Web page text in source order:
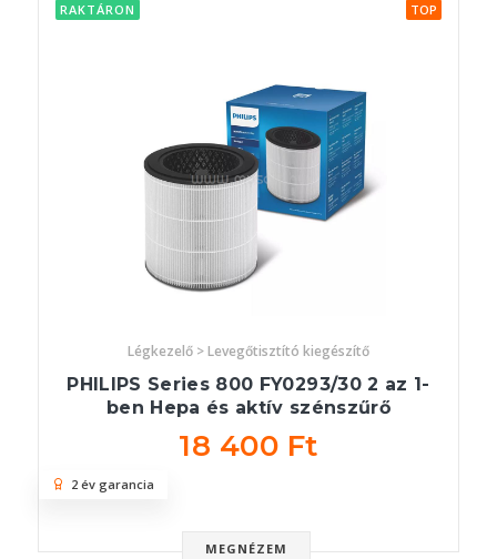
RAKTÁRON TOP
Légkezelő > Levegőtisztító kiegészítő
PHILIPS Series 800 FY0293/30 2 az 1-
ben Hepa és aktív szénszűrő
18 400 Ft
MEGNÉZEM
2 év garancia